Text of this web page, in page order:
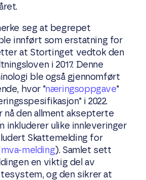
seg at begrepet
innført som erstatning for
at Stortinget vedtok den
i 2017. Denne
ble også gjennomført
hvor "næringsoppgave"
i 2022.
nå den allment aksepterte
inkluderer ulike innleveringer
Skattemelding for
mva-melding). Samlet sett
en viktig del av
og den sikrer at